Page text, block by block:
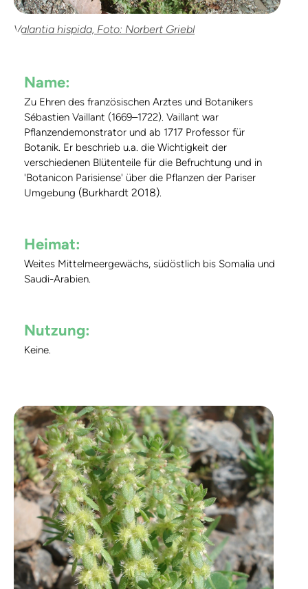
Valantia hispida, Foto: Norbert Griebl
Name:
Zu Ehren des französischen Arztes und Botanikers
Sébastien Vaillant (1669–1722). Vaillant war
Pflanzendemonstrator und ab 1717 Professor für
Botanik. Er beschrieb u.a. die Wichtigkeit der
verschiedenen Blütenteile für die Befruchtung und in
'Botanicon Parisiense' über die Pflanzen der Pariser
Umgebung (Burkhardt 2018).
Heimat:
Weites Mittelmeergewächs, südöstlich bis Somalia und
Saudi-Arabien.
Nutzung:
Keine.